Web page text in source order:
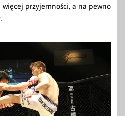
przyjemności, a na pewno